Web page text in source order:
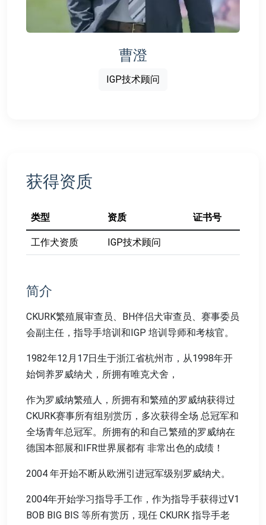
曹澄
IGP技术顾问
获得资质
类型 资质 证书号
工作犬资质 IGP技术顾问
简介
CKURK繁殖展审查员、BH伴侣犬审查员、赛事委员
会副主任，指导手培训和IGP 培训导师和考核官。
1982年12月17日生于浙江省杭州市，从1998年开
始饲养罗威纳犬，所拥有唯克犬舍，
作为罗威纳繁殖人，所拥有和繁殖的罗威纳获得过
CKURK赛事所有组别赏历，多次获得全场 总冠军和
全场青年总冠军。所拥有的和自己繁殖的罗威纳在
德国本部展和IFR世界展都有 非常出色的成绩！
2004 年开始不断从欧洲引进冠军级别罗威纳犬。
2004年开始学习指导手工作，作为指导手获得过V1
BOB BIG BIS 等所有赏历，现任 CKURK 指导手老